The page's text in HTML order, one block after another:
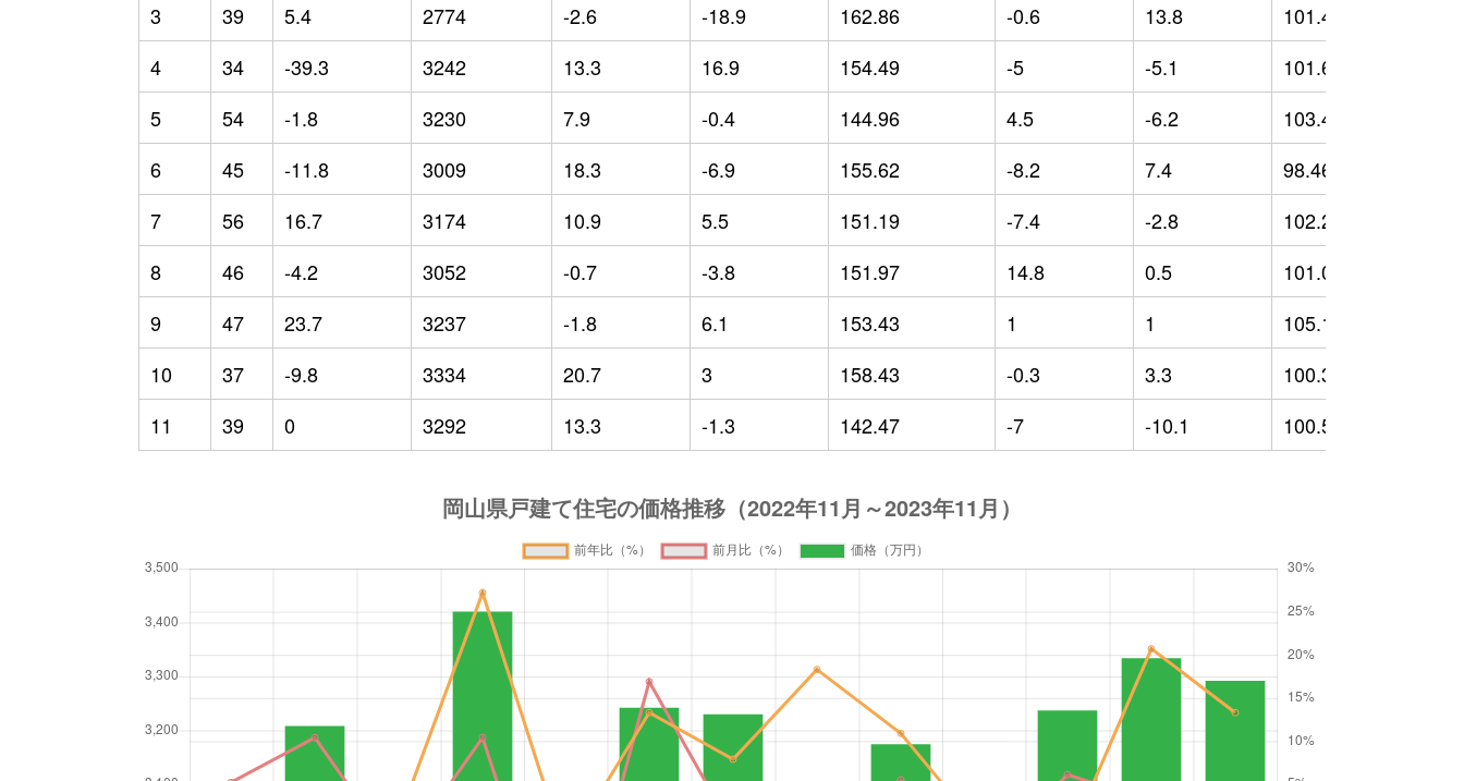
3
39 5.4 2774 -2.6 -18.9 162.86 -0.6 13.8 101.4
4
34 -39.3 3242 13.3 16.9 154.49 -5 -5.1 101.65
5
54 -1.8 3230 7.9 -0.4 144.96 4.5 -6.2 103.47
6
45 -11.8 3009 18.3 -6.9 155.62 -8.2 7.4 98.46
7
56 16.7 3174 10.9 5.5 151.19 -7.4 -2.8 102.29
8
46 -4.2 3052 -0.7 -3.8 151.97 14.8 0.5 101.02
9
47 23.7 3237 -1.8 6.1 153.43 1 1 105.12
10
37 -9.8 3334 20.7 3 158.43 -0.3 3.3 100.39
11
39 0 3292 13.3 -1.3 142.47 -7 -10.1 100.56